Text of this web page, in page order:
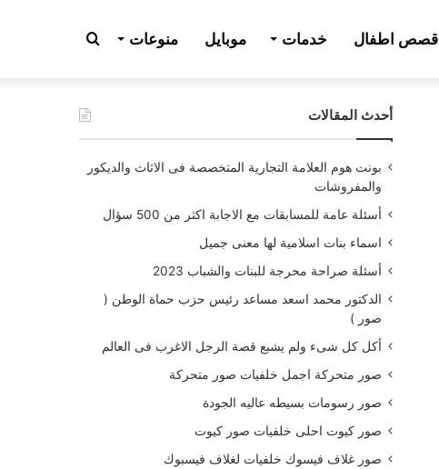
قصص اطفال خدمات موبايل منوعات بحث
عن أحدث المقالات
بونت هوم العلامة التجارية المتخصصة فى الاثاث والديكور
والمفروشات
أسئلة عامة للمسابقات مع الاجابة اكثر من 500 سؤال
اسماء بنات اسلامية لها معنى جميل
أسئلة صراحة محرجة للبنات والشباب 2023
الدكتور محمد اسعد مساعد رئيس حزب حماة الوطن (
صور )
أكل كل شىء ولم يشبع قصة الرجل الاغرب فى العالم
صور متحركة اجمل خلفيات صور متحركة
صور رسومات بسيطه عاليه الجودة
صور كيوت احلى خلفيات صور كيوت
صور غلاف فيسوك خلفيات لغلاف فيسبوك